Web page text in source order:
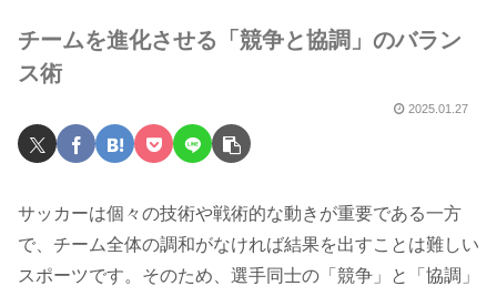
チームを進化させる「競争と協調」のバラン
ス術
2025.01.27
サッカーは個々の技術や戦術的な動きが重要である一方
で、チーム全体の調和がなければ結果を出すことは難しい
スポーツです。そのため、選手同士の「競争」と「協調」